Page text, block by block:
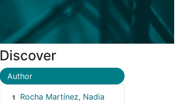
Discover
Author
1 Rocha Martínez, Nadia